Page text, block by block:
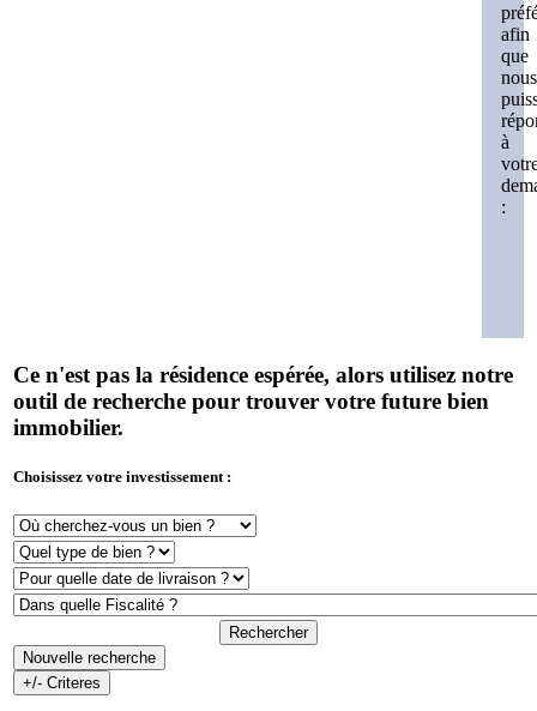
afin
que
nous
à
:
Ce n'est pas la résidence espérée, alors utilisez notre
outil de recherche pour trouver votre future bien
immobilier.
Choisissez votre investissement :
Rechercher
Nouvelle recherche
+/- Criteres